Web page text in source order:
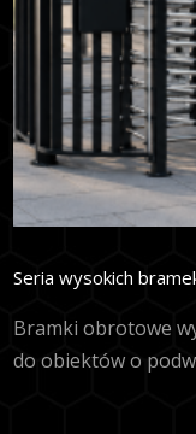
Seria wysokich
Bramki obrotowe
do obiektów o